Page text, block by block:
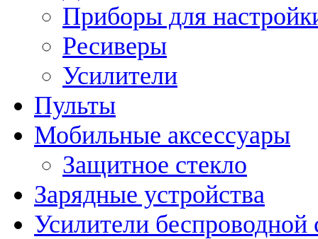
Приборы для
Ресиверы
Усилители
Пульты
Мобильные аксессуары
Защитное стекло
Зарядные устройства
Усилители беспроводной